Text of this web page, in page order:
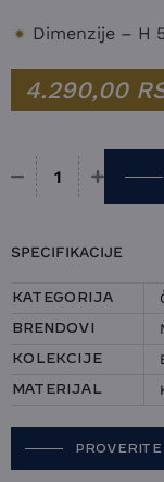
Dimenzije – H
4.290,00
Set 3 činije
SPECIFIKACIJE
KATEGORIJA
BRENDOVI
KOLEKCIJE
MATERIJAL